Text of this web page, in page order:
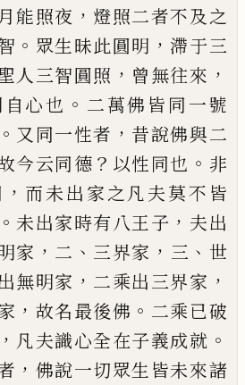
月能照夜 ， 燈照二者不及之
。 眾生昧此圓明 ， 滯于三
人三智圓照 ， 曾無往來 ，
心也 。 二萬佛皆同一號
。 又同一性者 ， 昔說佛與二
今云同德 ？ 以性同也 。 非
， 而未出家之凡夫莫不 皆
。 未出家時有八王子 ， 夫出
家 ， 二 、 三界家 ， 三 、 世
無明家 ， 二乘出三界家 ，
， 故名最後佛 。 二乘已破
， 凡夫識心全在子義成就 。
， 佛說一切眾生皆未來諸